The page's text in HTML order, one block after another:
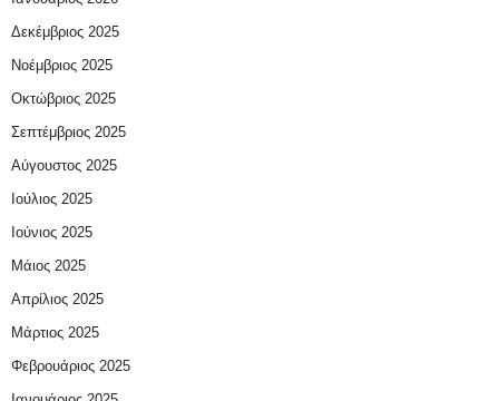
Δεκέμβριος 2025
Νοέμβριος 2025
Οκτώβριος 2025
Σεπτέμβριος 2025
Αύγουστος 2025
Ιούλιος 2025
Ιούνιος 2025
Μάιος 2025
Απρίλιος 2025
Μάρτιος 2025
Φεβρουάριος 2025